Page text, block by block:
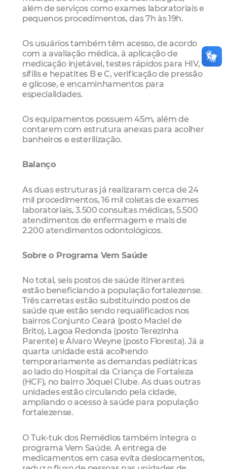
além de serviços como exames laboratoriais e
pequenos procedimentos, das 7h às 19h.
Os usuários também têm acesso, de acordo
com a avaliação médica, à aplicação de
medicação injetável, testes rápidos para HIV,
sífilis e hepatites B e C, verificação de pressão
e glicose, e encaminhamentos para
especialidades.
Os equipamentos possuem 45m, além de
contarem com estrutura anexas para acolher
banheiros e esterilização.
Balanço
As duas estruturas já realizaram cerca de 24
mil procedimentos, 16 mil coletas de exames
laboratoriais, 3.500 consultas médicas, 5.500
atendimentos de enfermagem e mais de
2.200 atendimentos odontológicos.
Sobre o Programa Vem Saúde
No total, seis postos de saúde itinerantes
estão beneficiando a população fortalezense.
Três carretas estão substituindo postos de
saúde que estão sendo requalificados nos
bairros Conjunto Ceará (posto Maciel de
Brito), Lagoa Redonda (posto Terezinha
Parente) e Álvaro Weyne (posto Floresta). Já a
quarta unidade está acolhendo
temporariamente as demandas pediátricas
ao lado do Hospital da Criança de Fortaleza
(HCF), no bairro Jóquei Clube. As duas outras
unidades estão circulando pela cidade,
ampliando o acesso à saúde para população
fortalezense.
O Tuk-tuk dos Remédios também integra o
programa Vem Saúde. A entrega de
medicamentos em casa evita deslocamentos,